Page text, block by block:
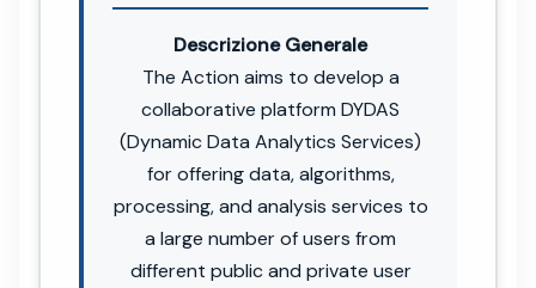
Descrizione Generale
The Action aims to develop a
collaborative platform DYDAS
(Dynamic Data Analytics Services)
for offering data, algorithms,
processing, and analysis services to
a large number of users from
different public and private user